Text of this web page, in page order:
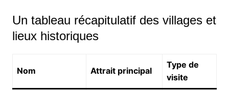
Un tableau récapitulatif des villages et
lieux historiques
Nom Attrait principal
Type de
visite